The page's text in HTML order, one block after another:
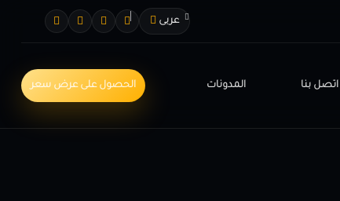
عربى
اتصل بنا المدونات الحصول على عرض سعر